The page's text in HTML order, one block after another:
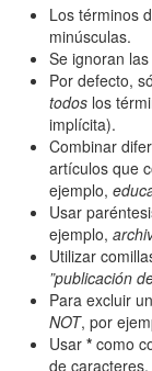
Texto completo
Archivo(s)
Fecha
De
Hasta
Los términos
minúsculas.
Se ignoran
Por defecto,
todos los
implícita).
Combinar
artículos que
ejemplo,
Usar
ejemplo,
Utilizar
”publicación
Para excluir
NOT, por
Usar * como
de